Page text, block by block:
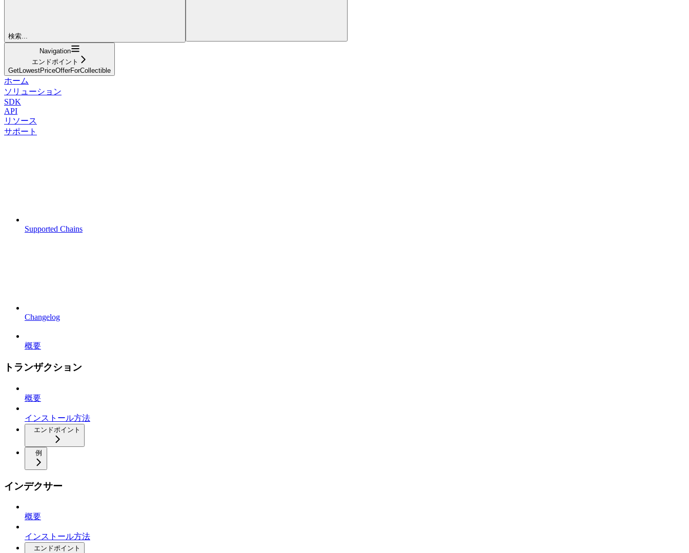
検索...
Navigation
エンドポイント
GetLowestPriceOfferForCollectible
ホーム
ソリューション
SDK
API
リソース
サポート
Supported Chains
Changelog
概要
トランザクション
概要
インストール方法
エンドポイント
例
インデクサー
概要
インストール方法
エンドポイント